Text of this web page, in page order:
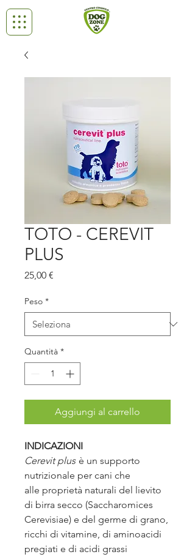
TOTO - CEREVIT
PLUS
25,00 €
Peso *
Quantità *
Aggiungi al carrello
INDICAZIONI
Cerevit plus è un supporto
nutrizionale per cani che
alle proprietà naturali del lievito
di birra secco (Saccharomices
Cerevisiae) e del germe di grano,
ricchi di vitamine, di aminoacidi
pregiati e di acidi grassi